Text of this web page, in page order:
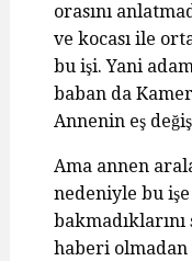
orasını
ve kocası ile
bu işi. Yani
baban da
Annenin eş
Ama annen
nedeniyle bu
haberi olmadan